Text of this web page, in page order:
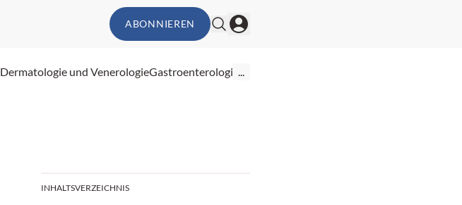
ABONNIEREN
Dermatologie und VenerologieGastroenterologie...
INHALTSVERZEICHNIS